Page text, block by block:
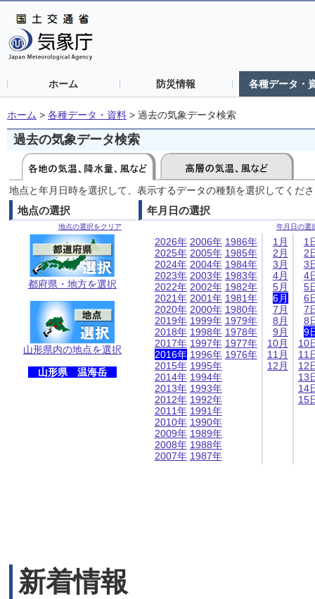
ホーム 防災情報 各種データ・
ホーム > 各種データ・資料 > 過去の気象データ検索
過去の気象データ検索
地点と年月日時を選択して、表示するデータの種類を選択してくだ
地点の選択
地点の選択をクリア
都府県・地方を選択
山形県内の地点を選択
山形県 温海岳
年月日の選択
年月日の選
2026年
2025年
2024年
2023年
2022年
2021年
2020年
2019年
2018年
2017年
2016年
2015年
2014年
2013年
2012年
2011年
2010年
2009年
2008年
2007年
2006年
2005年
2004年
2003年
2002年
2001年
2000年
1999年
1998年
1997年
1996年
1995年
1994年
1993年
1992年
1991年
1990年
1989年
1988年
1987年
1986年
1985年
1984年
1983年
1982年
1981年
1980年
1979年
1978年
1977年
1976年
1月
2月
3月
4月
5月
6月
7月
8月
9月
10月
11月
12月
1
2
3
4
5
6
7
8
9
10
11
12
13
14
15
新着情報